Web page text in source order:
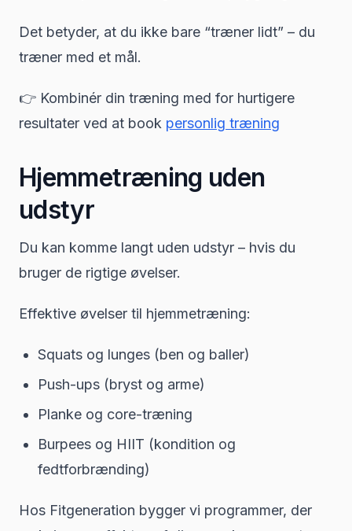
Det betyder, at du ikke bare “træner lidt” – du
træner med et mål.
👉 Kombinér din træning med for hurtigere
resultater ved at book personlig træning
Hjemmetræning uden
udstyr
Du kan komme langt uden udstyr – hvis du
bruger de rigtige øvelser.
Effektive øvelser til hjemmetræning:
Squats og lunges (ben og baller)
Push-ups (bryst og arme)
Planke og core-træning
Burpees og HIIT (kondition og
fedtforbrænding)
Hos Fitgeneration bygger vi programmer, der